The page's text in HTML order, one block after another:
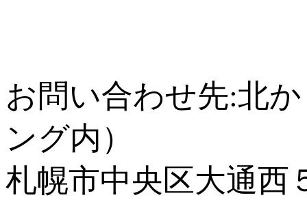
お問い合わせ先:北
ング内）
札幌市中央区大通西